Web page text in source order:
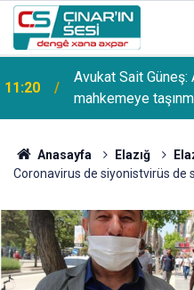
11:20
Avukat Sait Güneş:
mahkemeye
Anasayfa Elazığ
Coronavirus de siyonistvirüs de